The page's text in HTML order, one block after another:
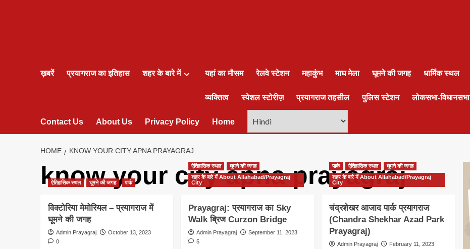
ख़बरें प्रयागराज का इतिहास शहर के बारे में यहां का मौसम रेलवे स्टेशन महाकुंभ माघ मेला घूमने की जगह धार्मिक स्थल
व्यक्तित्व स्पेशल स्टोरीज़ प्रयागराज तहसील पुलिस स्टेशन लोकसभा-विधानसभा
Contact Us About Us Privacy Policy Home
HOME KNOW YOUR CITY APNA PRAYAGRAJ
know your city apna prayagraj
ऐतिहासिक स्थल घूमने की जगह पार्क
विक्टोरिया मेमोरियल – प्रयागराज में
घूमने की जगह
Admin Prayagraj
October 13, 2023
0
ऐतिहासिक स्थल
घूमने की जगह
शहर के बारे में About Allahabad/Prayagraj
City
Prayagraj: प्रयागराज का Sky
Walk ब्रिज Curzon Bridge
Admin Prayagraj
September 11, 2023
5
पार्क ऐतिहासिक स्थल
घूमने की जगह
शहर के बारे में About Allahabad/Prayagraj
City
चंद्रशेखर आजाद पार्क प्रयागराज
(Chandra Shekhar Azad Park
Prayagraj)
Admin Prayagraj
February 11, 2023